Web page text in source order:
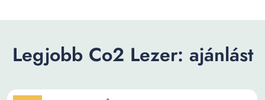
Legjobb Co2 Lezer: ajánlást